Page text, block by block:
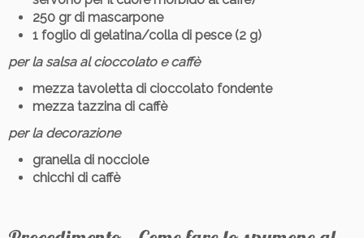
250 gr di mascarpone
1 foglio di gelatina/colla di pesce (2 g)
per la salsa al cioccolato e caffè
mezza tavoletta di cioccolato fondente
mezza tazzina di caffè
per la decorazione
granella di nocciole
chicchi di caffè